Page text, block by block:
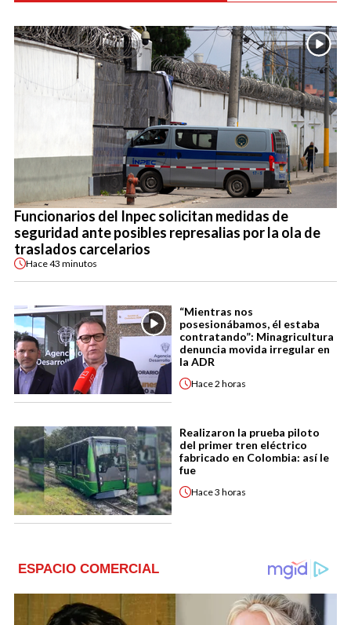
Funcionarios del Inpec solicitan medidas de
seguridad ante posibles represalias por la ola de
traslados carcelarios
Hace43 minutos
“Mientras nos
posesionábamos, él estaba
contratando”: Minagricultura
denuncia movida irregular en
la ADR
Hace2 horas
Realizaron la prueba piloto
del primer tren eléctrico
fabricado en Colombia: así le
fue
Hace3 horas